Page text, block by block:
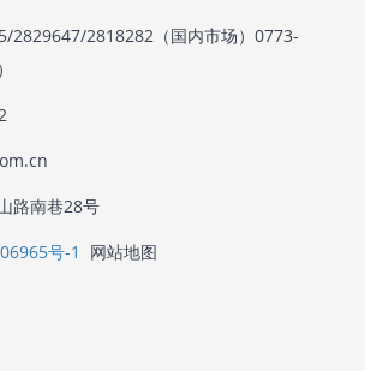
2829647/2818282（国内市场）0773-
路南巷28号
号-1
网站地图